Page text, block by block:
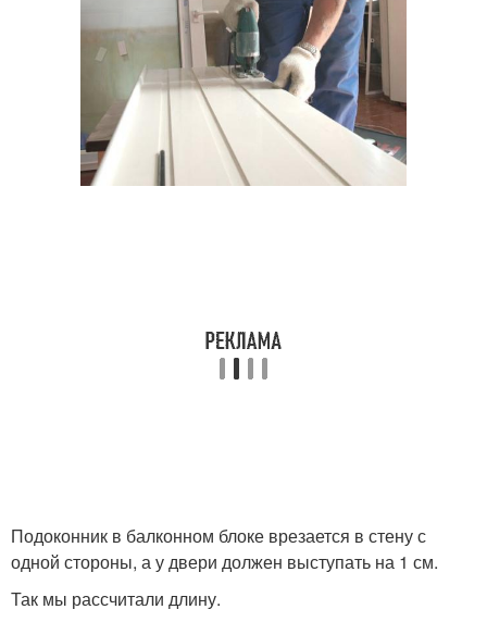
Подоконник в балконном блоке врезается в стену с
одной стороны, а у двери должен выступать на 1 см.
Так мы рассчитали длину.